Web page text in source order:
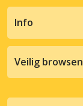
Info
Veilig browsen